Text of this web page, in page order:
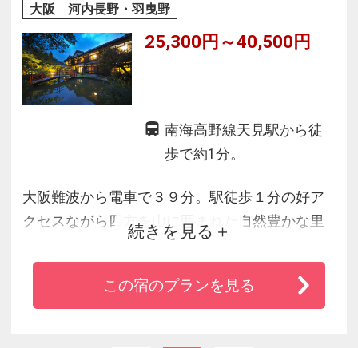
大阪 河内長野・羽曳野
25,300円～40,500円
南海高野線天見駅から徒
歩で約1分。
大阪難波から電車で３９分。駅徒歩１分の好ア
クセスながら四方を山に囲まれた自然豊かな里
山に立つ源泉の一軒宿。三千坪の敷地にわずか
14室築百年を超える木造数寄屋造の本館は東京
駅と同じ辰野金吾設計で国の有形登録文化財。
続きを見る
この宿のプランを見る